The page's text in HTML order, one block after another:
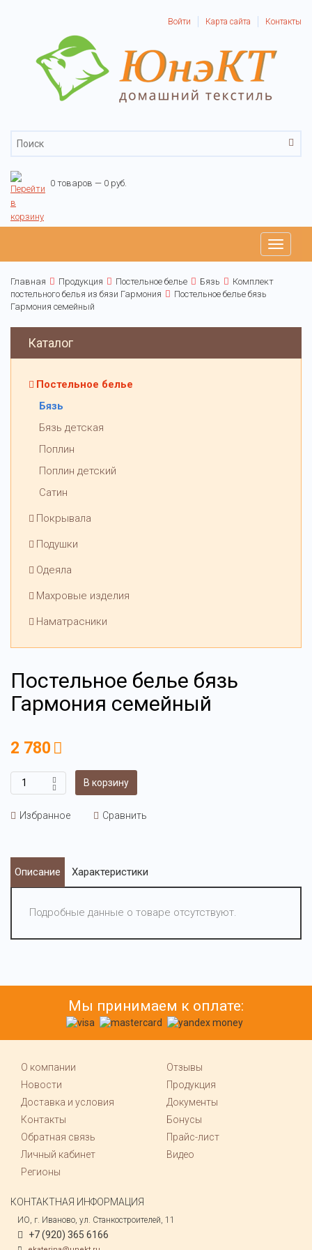
Войти Карта сайта Контакты
0 товаров — 0 руб.
Toggle
Главная Продукция Постельное белье Бязь
Комплект
постельного белья из бязи Гармония
Постельное белье бязь
Гармония семейный
Каталог
Постельное белье
Бязь
Бязь детская
Поплин
Поплин детский
Сатин
Покрывала
Подушки
Одеяла
Махровые изделия
Наматрасники
Постельное белье бязь
Гармония семейный
2 780
В корзину
Избранное Сравнить
Описание Характеристики
Подробные данные о товаре отсутствуют.
Мы принимаем к оплате:
О компании
Отзывы
Новости
Продукция
Доставка и условия
Документы
Контакты
Бонусы
Обратная связь
Прайс-лист
Личный кабинет
Видео
Регионы
КОНТАКТНАЯ ИНФОРМАЦИЯ
ИО, г. Иваново, ул. Станкостроителей, 11
+7 (920) 365 6166